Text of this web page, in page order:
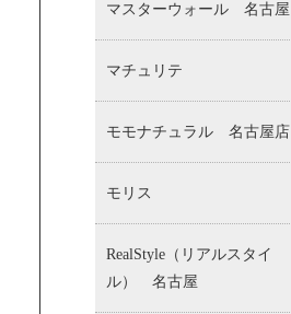
マスターウォール 名古屋
マチュリテ
モモナチュラル 名古屋店
モリス
RealStyle（リアルスタイ
ル） 名古屋